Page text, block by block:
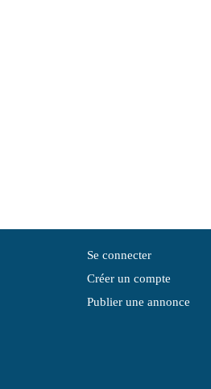
Se connecter
Créer un compte
Publier une annonce